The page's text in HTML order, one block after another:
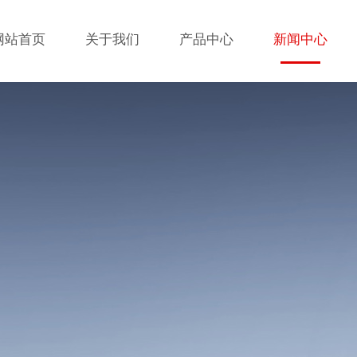
站首页 关于我们 产品中心 新闻中心